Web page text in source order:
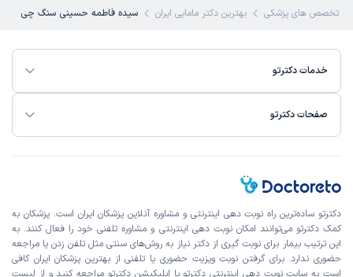
تخصص های پزشکی بهترین دکتر مامایی ایران سیده فاطمه حسینی سنگ چی
خدمات دکترتو
صفحات دکترتو
دکترتو ساده‌ترین راه نوبت‌ دهی اینترنتی و مشاوره آنلاین پزشکان ایران است. پزشکان به
کمک دکترتو می‌توانند امکان نوبت دهی اینترنتی و مشاوره تلفنی خود را فعال کنند. به
این ترتیب بیمار برای نوبت گیری از دکتر نیاز به روش‌های سنتی مثل تلفن زدن یا مراجعه
حضوری ندارد. برای گرفتن نوبت ویزیت حضوری یا تلفنی از بهترین پزشکان ایران کافی
است به سایت نوبت دهی اینترنتی دکترتو یا اپلیکیشن دکترتو مراجعه کنید و از لیست